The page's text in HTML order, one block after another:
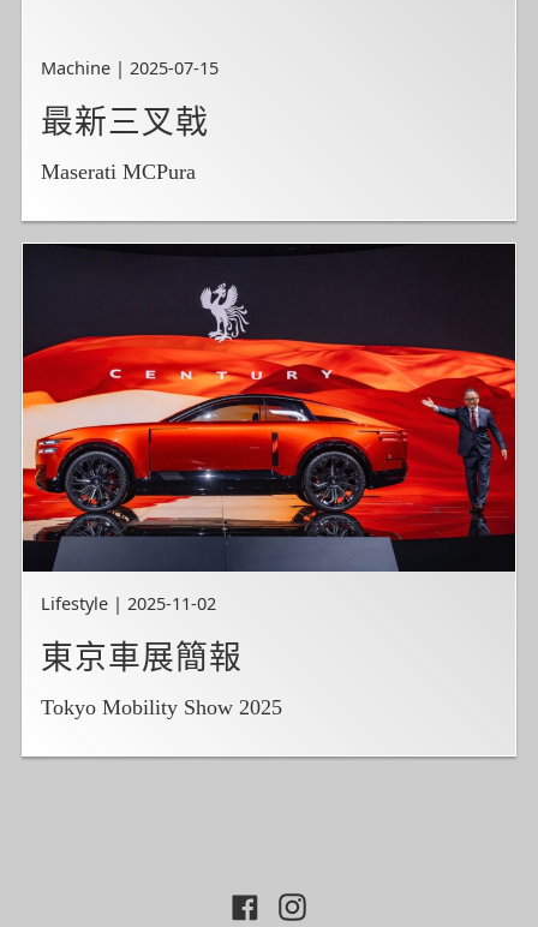
Machine | 2025-07-15
最新三叉戟
Maserati MCPura
Lifestyle | 2025-11-02
東京車展簡報
Tokyo Mobility Show 2025